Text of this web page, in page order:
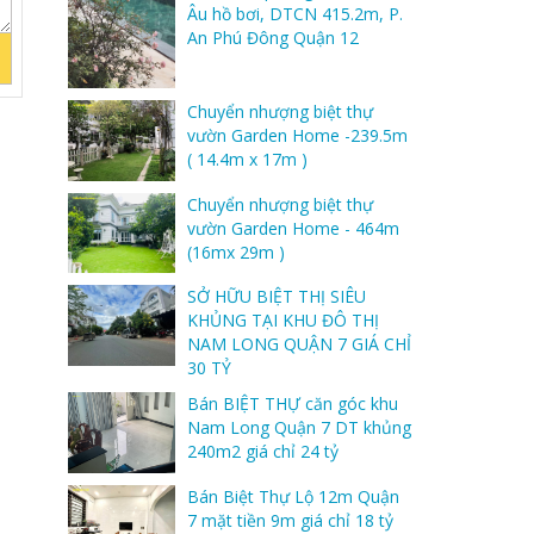
Âu hồ bơi, DTCN 415.2m, P.
An Phú Đông Quận 12
Chuyển nhượng biệt thự
vườn Garden Home -239.5m
( 14.4m x 17m )
Chuyển nhượng biệt thự
vườn Garden Home - 464m
(16mx 29m )
SỞ HỮU BIỆT THỊ SIÊU
KHỦNG TẠI KHU ĐÔ THỊ
NAM LONG QUẬN 7 GIÁ CHỈ
30 TỶ
Bán BIỆT THỰ căn góc khu
Nam Long Quận 7 DT khủng
240m2 giá chỉ 24 tỷ
Bán Biệt Thự Lộ 12m Quận
7 mặt tiền 9m giá chỉ 18 tỷ